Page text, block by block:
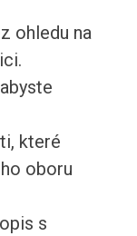
ohledu na
které
oboru
s